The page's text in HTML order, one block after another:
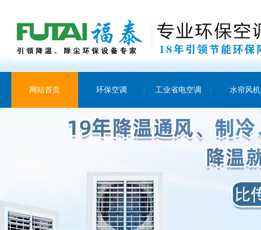
网站首页 环保空调 工业省电空调 水帘风机